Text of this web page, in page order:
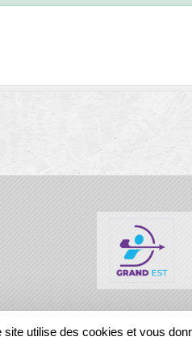
site utilise des cookies et vous